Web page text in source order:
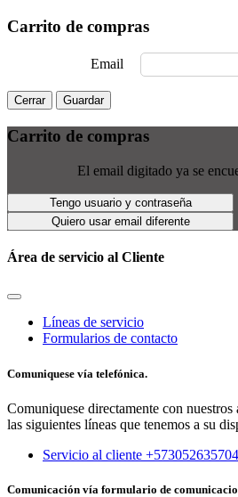
Carrito de compras
Email
Cerrar Guardar
Carrito de compras
El email digitado ya se
Tengo usuario y contraseña
Quiero usar email diferente
Área de servicio al Cliente
Líneas de servicio
Formularios de contacto
Comuniquese vía telefónica.
Comuniquese directamente con nuestros
las siguientes líneas que tenemos a su
Servicio al cliente +573052635704
Comunicación vía formulario de